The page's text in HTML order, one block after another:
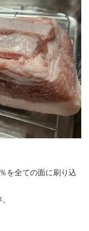
を全ての面に刷り込